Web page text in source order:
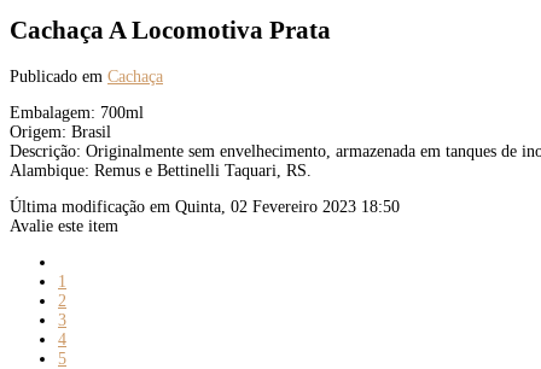
Cachaça A Locomotiva Prata
Publicado em Cachaça
Embalagem: 700ml
Origem: Brasil
Descrição: Originalmente sem envelhecimento, armazenada em tanques de
Alambique: Remus e Bettinelli Taquari, RS.
Última modificação em Quinta, 02 Fevereiro 2023 18:50
Avalie este item
1
2
3
4
5